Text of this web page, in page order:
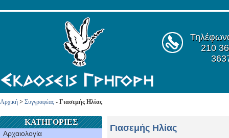
210
Αρχική > Συγγραφέας - Γιασεμής Ηλίας
ΚΑΤΗΓΟΡΙΕΣ
Αρχαιολογία
Γιασεμής Ηλίας